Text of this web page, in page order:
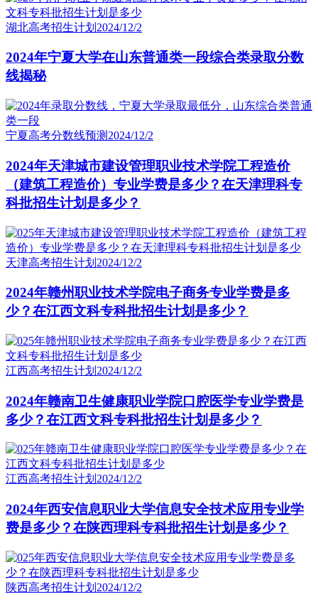
湖北高考招生计划 2024/12/2
2024年宁夏大学在山东普通类一段综合类录取分数
线揭秘
宁夏高考分数线预测 2024/12/2
2024年天津城市建设管理职业技术学院工程造价
（建筑工程造价）专业学费是多少？在天津理科专
科批招生计划是多少？
天津高考招生计划 2024/12/2
2024年赣州职业技术学院电子商务专业学费是多
少？在江西文科专科批招生计划是多少？
江西高考招生计划 2024/12/2
2024年赣南卫生健康职业学院口腔医学专业学费是
多少？在江西文科专科批招生计划是多少？
江西高考招生计划 2024/12/2
2024年西安信息职业大学信息安全技术应用专业学
费是多少？在陕西理科专科批招生计划是多少？
陕西高考招生计划 2024/12/2